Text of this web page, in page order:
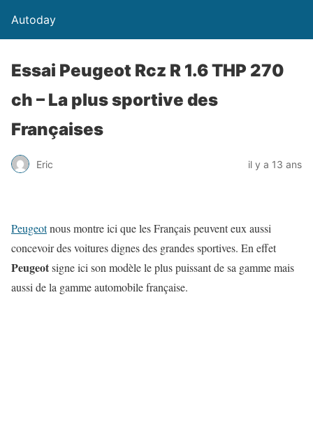
Autoday
Essai Peugeot Rcz R 1.6 THP 270
ch – La plus sportive des
Françaises
Eric il y a 13 ans
Peugeotnous montre ici que les Français peuvent eux aussi
concevoir des voitures dignes des grandes sportives. En effet
Peugeotsigne ici son modèle le plus puissant de sa gamme mais
aussi de la gamme automobile française.